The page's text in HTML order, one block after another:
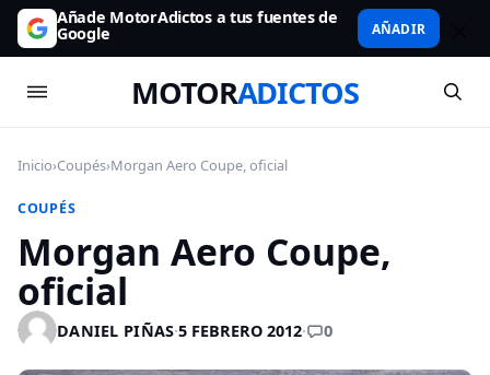
Añade MotorAdictos a tus fuentes de
Google AÑADIR
MOTORADICTOS
Inicio›Coupés›Morgan Aero Coupe, oficial
COUPÉS
Morgan Aero Coupe,
oficial
DANIEL PIÑAS·5 FEBRERO 2012· 0